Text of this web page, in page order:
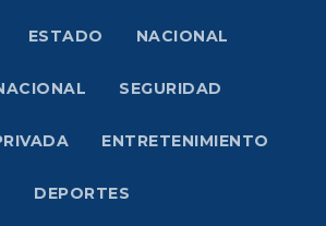
ESTADO NACIONAL
SEGURIDAD
ENTRETENIMIENTO
DEPORTES